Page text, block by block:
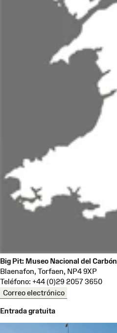
Big Pit: Museo Nacional del Carbón
Blaenafon, Torfaen, NP4 9XP
Teléfono: +44 (0)29 2057 3650
Correo electrónico
Entrada gratuita